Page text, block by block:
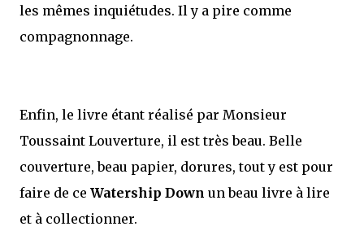
les mêmes inquiétudes. Il y a pire comme
compagnonnage.
Enfin, le livre étant réalisé par Monsieur
Toussaint Louverture, il est très beau. Belle
couverture, beau papier, dorures, tout y est pour
faire de ce Watership Down un beau livre à lire
et à collectionner.